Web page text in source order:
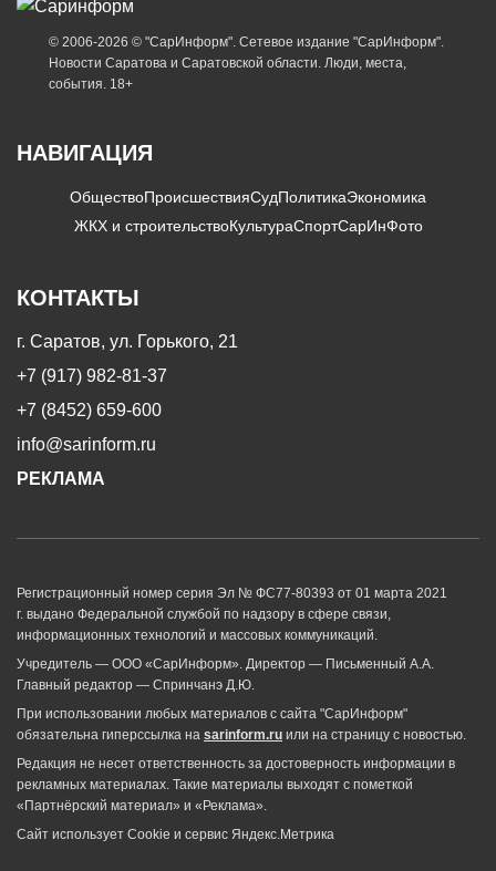
© 2006-2026 © "СарИнформ". Сетевое издание "СарИнформ".
Новости Саратова и Саратовской области. Люди, места,
события. 18+
НАВИГАЦИЯ
ОбществоПроисшествияСудПолитикаЭкономика
ЖКХ и строительствоКультураСпортСарИнФото
КОНТАКТЫ
г. Саратов, ул. Горького, 21
+7 (917) 982-81-37
+7 (8452) 659-600
info@sarinform.ru
РЕКЛАМА
Регистрационный номер серия Эл № ФС77-80393 от 01 марта 2021
г. выдано Федеральной службой по надзору в сфере связи,
информационных технологий и массовых коммуникаций.
Учредитель — ООО «СарИнформ». Директор — Письменный А.А.
Главный редактор — Спринчанэ Д.Ю.
При использовании любых материалов с сайта "СарИнформ"
обязательна гиперссылка на sarinform.ru или на страницу с новостью.
Редакция не несет ответственность за достоверность информации в
рекламных материалах. Такие материалы выходят с пометкой
«Партнёрский материал» и «Реклама».
Сайт использует Cookie и сервиc Яндекс.Метрика